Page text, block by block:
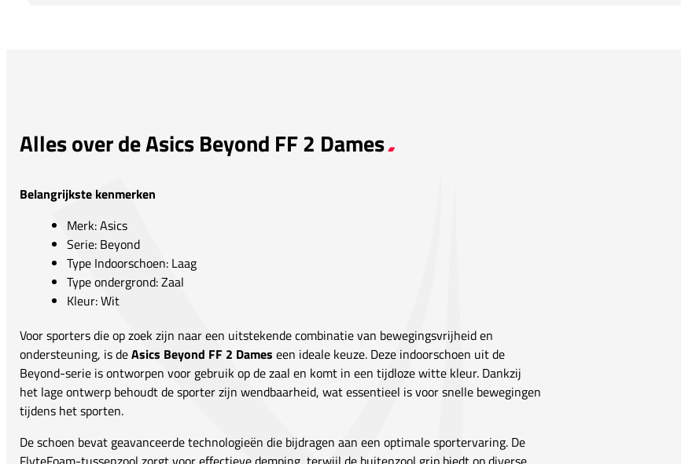
Alles over de Asics Beyond FF 2 Dames
Belangrijkste kenmerken
Merk: Asics
Serie: Beyond
Type Indoorschoen: Laag
Type ondergrond: Zaal
Kleur: Wit
Voor sporters die op zoek zijn naar een uitstekende combinatie van bewegingsvrijheid en
ondersteuning, is deAsics Beyond FF 2 Dames een ideale keuze. Deze indoorschoen uit de
Beyond-serie is ontworpen voor gebruik op de zaal en komt in een tijdloze witte kleur. Dankzij
het lage ontwerp behoudt de sporter zijn wendbaarheid, wat essentieel is voor snelle bewegingen
tijdens het sporten.
De schoen bevat geavanceerde technologieën die bijdragen aan een optimale sportervaring. De